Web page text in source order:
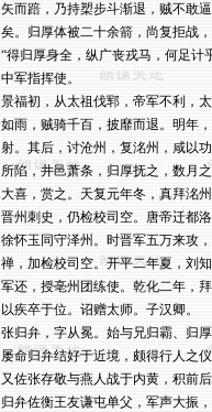
矢而踣，乃持槊步斗渐退，贼不敢
矣。归厚体被二十余箭，尚复拒战
“得归厚身全，纵广丧戎马，何足计
中军指挥使。
景福初，从太祖伐郓，帝军不利，
如雨，贼骑千百，披靡而退。明年
射。其后，讨沧州，复洺州，咸以
所陷，井邑萧条，归厚抚之，数月
大喜，赏之。天复元年冬，真拜洺
晋州刺史，仍检校司空。唐帝迁都
徐怀玉同守泽州。时晋军五万来攻
禅，加检校司空。开平二年夏，刘
军还，授亳州团练使。乾化二年，
以疾卒于位。诏赠太师。子汉卿。
张归弁，字从冕。始与兄归霸、归
屡命归弁结好于近境，颇得行人之
又佐张存敬与燕人战于内黄，积前
归弁佐衡王友谦屯单父，军声大振